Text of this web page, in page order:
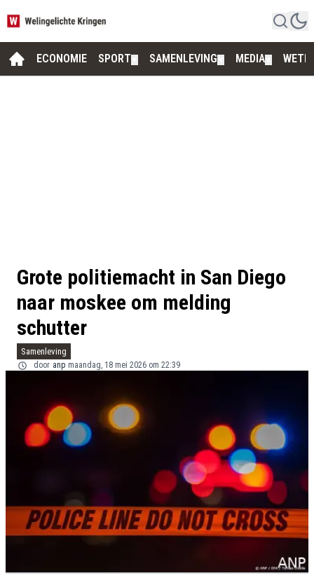
ECONOMIE SPORT SAMENLEVING MEDIA
Grote politiemacht in San Diego
naar moskee om melding
schutter
Samenleving
door anp maandag, 18 mei 2026 om 22:39